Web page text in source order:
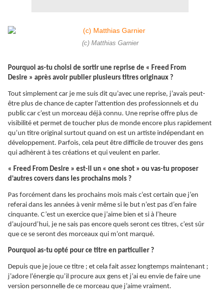
(c) Matthias Garnier
Pourquoi as-tu choisi de sortir une reprise de « Freed From
Desire » après avoir publier plusieurs titres originaux ?
Tout simplement car je me suis dit qu’avec une reprise, j’avais peut-
être plus de chance de capter l’attention des professionnels et du
public car c’est un morceau déjà connu. Une reprise offre plus de
visibilité et permet de toucher plus de monde encore plus rapidement
qu’un titre original surtout quand on est un artiste indépendant en
développement. Parfois, cela peut être difficile de trouver des gens
qui adhèrent à tes créations et qui veulent en parler.
« Freed From Desire » est-il un « one shot » ou vas-tu proposer
d’autres covers dans les prochains mois ?
Pas forcément dans les prochains mois mais c’est certain que j’en
referai dans les années à venir même si le but n’est pas d’en faire
cinquante. C’est un exercice que j’aime bien et si à l’heure
d’aujourd’hui, je ne sais pas encore quels seront ces titres, c’est sûr
que ce se seront des morceaux qui m’ont marqué.
Pourquoi as-tu opté pour ce titre en particulier ?
Depuis que je joue ce titre ; et cela fait assez longtemps maintenant ;
j’adore l’énergie qu’il procure aux gens et j’ai eu envie de faire une
version personnelle de ce morceau que j’aime vraiment.